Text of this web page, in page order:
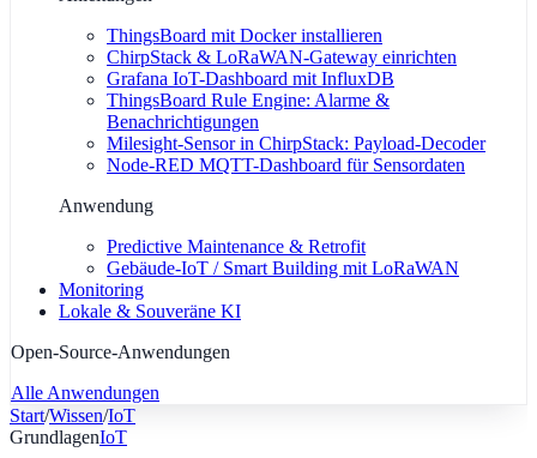
ThingsBoard mit Docker installieren
ChirpStack & LoRaWAN-Gateway einrichten
Grafana IoT-Dashboard mit InfluxDB
ThingsBoard Rule Engine: Alarme &
Benachrichtigungen
Milesight-Sensor in ChirpStack: Payload-Decoder
Node-RED MQTT-Dashboard für Sensordaten
Anwendung
Predictive Maintenance & Retrofit
Gebäude-IoT / Smart Building mit LoRaWAN
Monitoring
Lokale & Souveräne KI
Open-Source-Anwendungen
Alle Anwendungen
Start/Wissen/IoT
GrundlagenIoT